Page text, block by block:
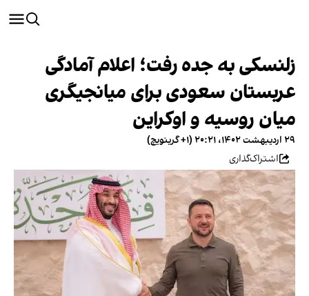
زلنسکی به جده رفت؛ اعلام آمادگی
عربستان سعودی برای میانجیگری
میان روسیه و اوکراین
۲۹ اردیبهشت ۱۴۰۲، ۲۰:۲۱ (‎+۱ گرینویچ)
اشتراک‌گذاری